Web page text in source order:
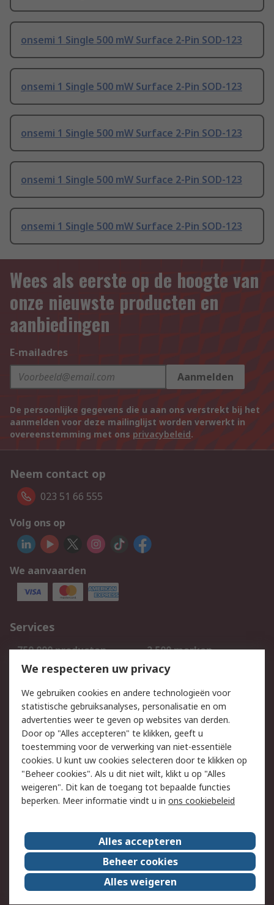
onsemi 1 Single 500 mW Surface 2-Pin SOD-123
onsemi 1 Single 500 mW Surface 2-Pin SOD-123
onsemi 1 Single 500 mW Surface 2-Pin SOD-123
onsemi 1 Single 500 mW Surface 2-Pin SOD-123
onsemi 1 Single 500 mW Surface 2-Pin SOD-123
Wees als eerste op de hoogte van
onze nieuwste producten en
aanbiedingen
E-mailadres
Aanmelden
De persoonlijke gegevens die u aan ons verstrekt bij het
aanmelden voor deze mailinglijst worden verwerkt in
overeenstemming met ons privacybeleid.
Neem contact op
023 51 66 555
Volg ons op
We aanvaarden
Services
750.000 producten
2.500 merken
Bestellen
Inkoopoplossingen
Track & Trace
Wettelijk
Cookiebeleid
Email veiligheid
Privacybeleid
Websitevoorwaarden
Algemene
verkoopvoorwaarden
Over RS
RS Group
Over ons
RS wereldwijd
Werken bij RS
ESG
We respecteren uw privacy
We gebruiken cookies en andere technologieën voor
statistische gebruiksanalyses, personalisatie en om
advertenties weer te geven op websites van derden.
Door op "Alles accepteren" te klikken, geeft u
toestemming voor de verwerking van niet-essentiële
cookies. U kunt uw cookies selecteren door te klikken op
"Beheer cookies". Als u dit niet wilt, klikt u op "Alles
weigeren". Dit kan de toegang tot bepaalde functies
beperken. Meer informatie vindt u in ons cookiebeleid
Alles accepteren
Beheer cookies
Alles weigeren